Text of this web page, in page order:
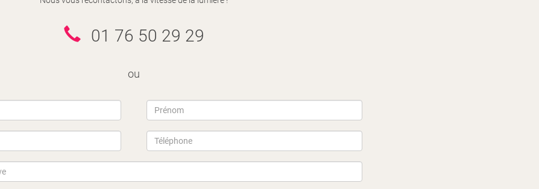
01 76 50 29 29
ou